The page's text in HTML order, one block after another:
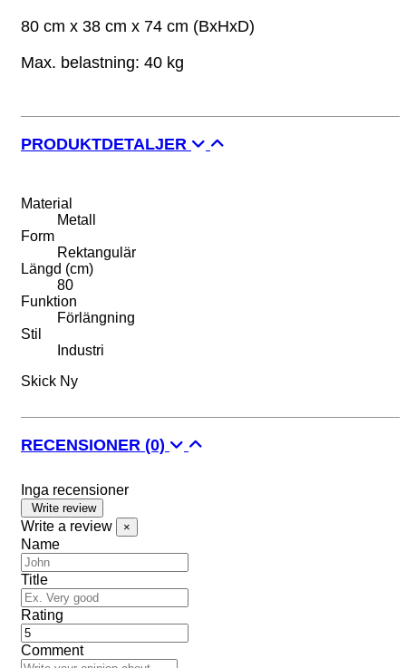
80 cm x 38 cm x 74 cm (BxHxD)
Max. belastning: 40 kg
PRODUKTDETALJER
Material
Metall
Form
Rektangulär
Längd (cm)
80
Funktion
Förlängning
Stil
Industri
Skick Ny
RECENSIONER (0)
Inga recensioner
Write review
Write a review ×
Name
Title
Rating
Comment